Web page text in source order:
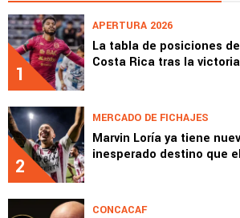
1
APERTURA 2026
La tabla de posiciones
Costa Rica tras la
2
MERCADO DE FICHAJES
Marvin Loría ya tiene
inesperado destino que
CONCACAF